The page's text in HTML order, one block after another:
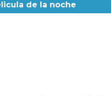
de la noche